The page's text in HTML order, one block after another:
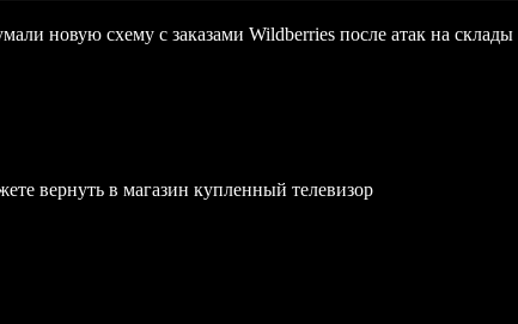
новую схему с заказами Wildberries после атак на склады
вернуть в магазин купленный телевизор